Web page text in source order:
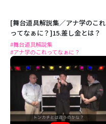
[舞台道具解説集／アナ学のこれ
ってなぁに？]15.差し金とは？
#舞台道具解説集
#アナ学のこれってなぁに？